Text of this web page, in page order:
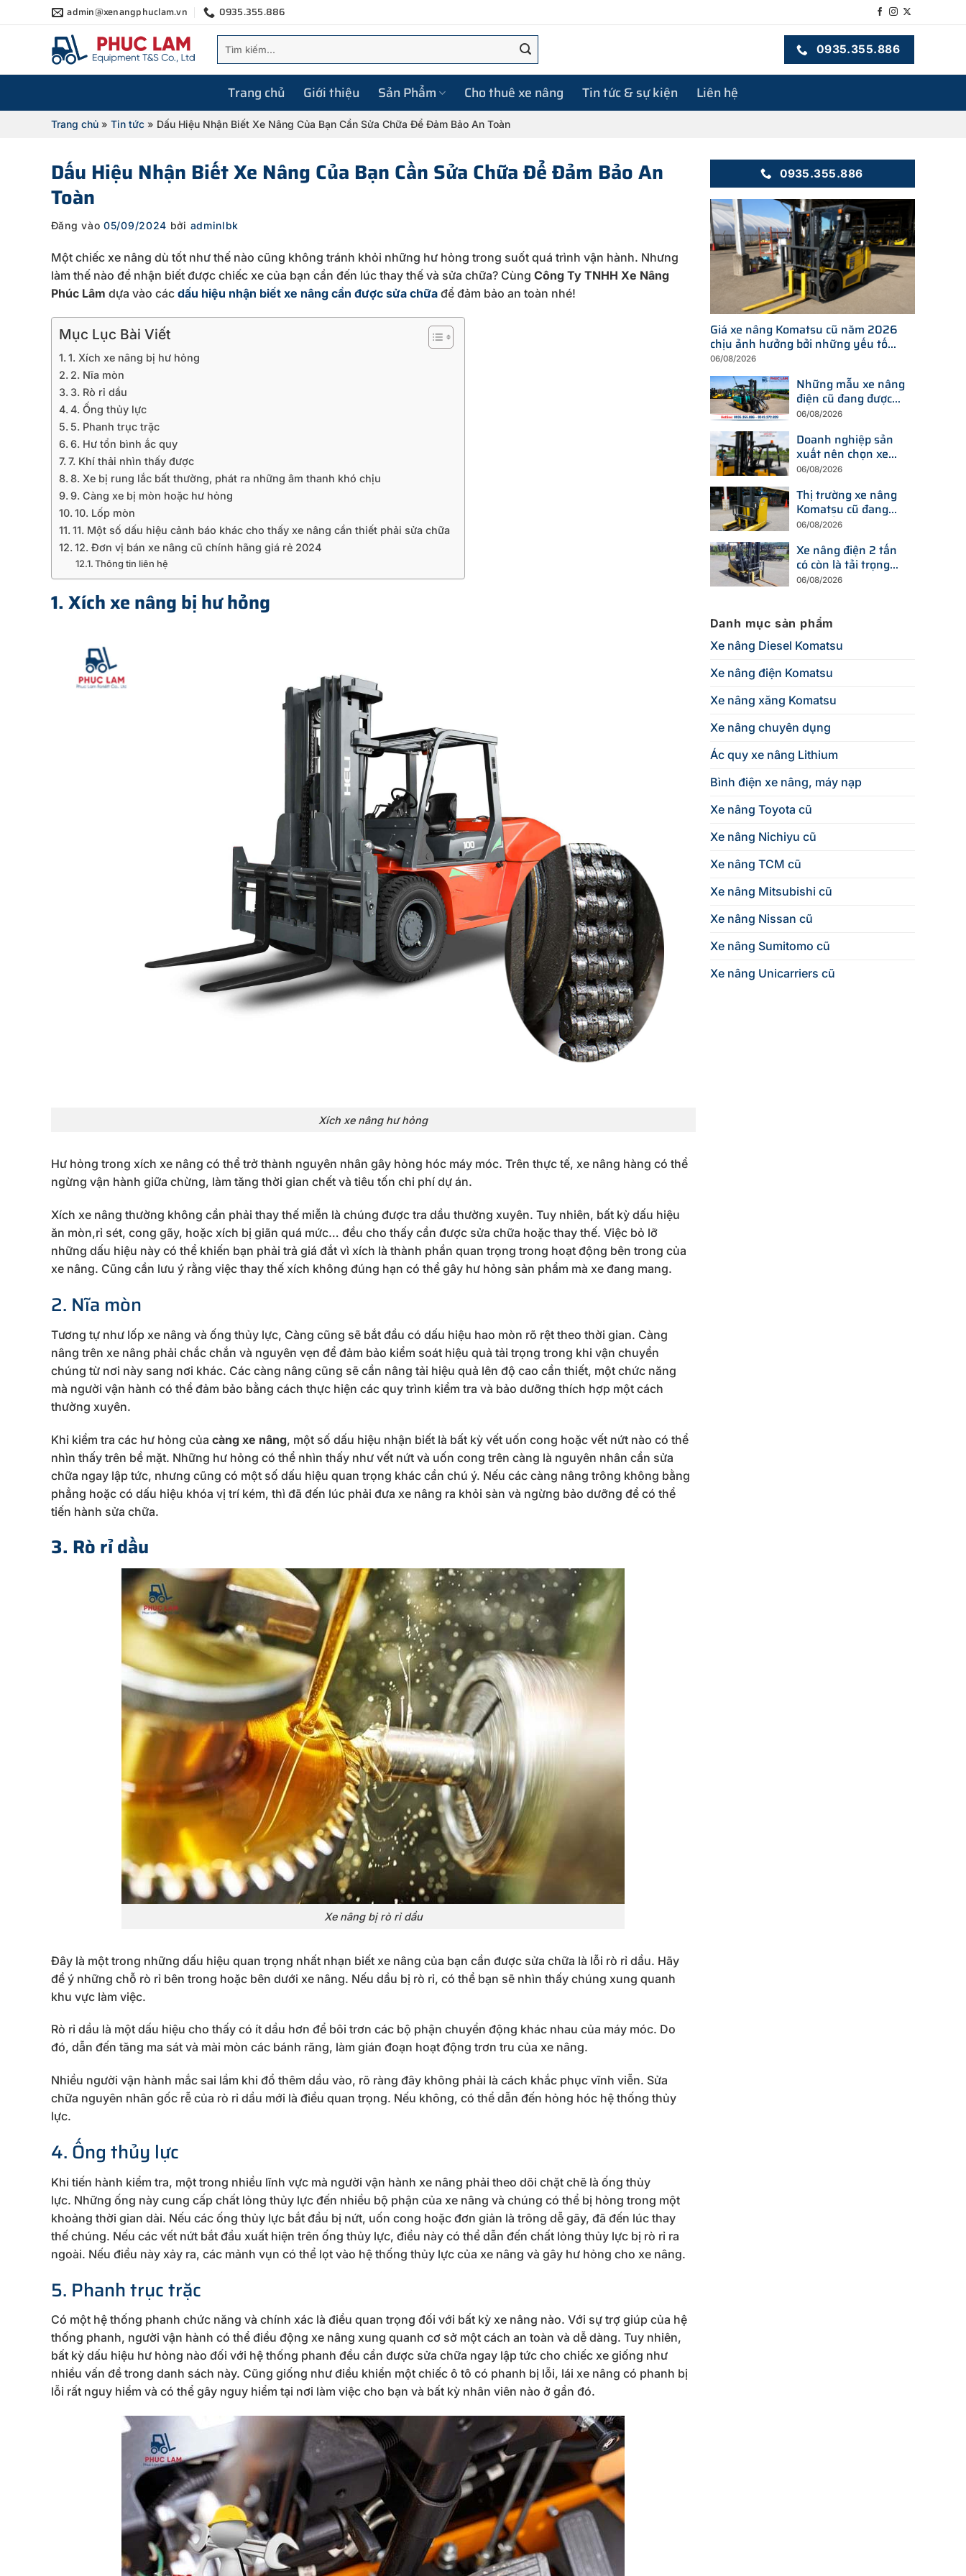
qua
admin@xenangphuclam.vn 0935.355.886
kiếm:
0935.355.886
Trang chủ Giới thiệu Sản Phẩm Cho thuê xe nâng Tin tức & sự kiện Liên hệ
Trang chủ» Tin tức» Dấu Hiệu Nhận Biết Xe Nâng Của Bạn Cần Sửa Chữa Để Đảm Bảo An Toàn
Dấu Hiệu Nhận Biết Xe Nâng Của Bạn Cần Sửa Chữa Để Đảm Bảo An
Toàn
Đăng vào05/09/2024 bởi adminlbk
Một chiếc xe nâng dù tốt như thế nào cũng không tránh khỏi những hư hỏng trong suốt quá trình vận hành. Nhưng
làm thế nào để nhận biết được chiếc xe của bạn cần đến lúc thay thế và sửa chữa? Cùng Công Ty TNHH Xe Nâng
Phúc Lâm dựa vào các dấu hiệu nhận biết xe nâng cần được sửa chữa để đảm bảo an toàn nhé!
Mục Lục Bài Viết
1. Xích xe nâng bị hư hỏng
2. Nĩa mòn
3. Rò rỉ dầu
4. Ống thủy lực
5. Phanh trục trặc
6. Hư tổn bình ắc quy
7. Khí thải nhìn thấy được
8. Xe bị rung lắc bất thường, phát ra những âm thanh khó chịu
9. Càng xe bị mòn hoặc hư hỏng
10. Lốp mòn
11. Một số dấu hiệu cảnh báo khác cho thấy xe nâng cần thiết phải sửa chữa
12. Đơn vị bán xe nâng cũ chính hãng giá rẻ 2024
Thông tin liên hệ
1. Xích xe nâng bị hư hỏng
Xích xe nâng hư hỏng
Hư hỏng trong xích xe nâng có thể trở thành nguyên nhân gây hỏng hóc máy móc. Trên thực tế, xe nâng hàng có thể
ngừng vận hành giữa chừng, làm tăng thời gian chết và tiêu tốn chi phí dự án.
Xích xe nâng thường không cần phải thay thế miễn là chúng được tra dầu thường xuyên. Tuy nhiên, bất kỳ dấu hiệu
ăn mòn,rỉ sét, cong gãy, hoặc xích bị giãn quá mức… đều cho thấy cần được sửa chữa hoặc thay thế. Việc bỏ lỡ
những dấu hiệu này có thể khiến bạn phải trả giá đắt vì xích là thành phần quan trọng trong hoạt động bên trong của
xe nâng. Cũng cần lưu ý rằng việc thay thế xích không đúng hạn có thể gây hư hỏng sản phẩm mà xe đang mang.
2. Nĩa mòn
Tương tự như lốp xe nâng và ống thủy lực, Càng cũng sẽ bắt đầu có dấu hiệu hao mòn rõ rệt theo thời gian. Càng
nâng trên xe nâng phải chắc chắn và nguyên vẹn để đảm bảo kiểm soát hiệu quả tải trọng trong khi vận chuyển
chúng từ nơi này sang nơi khác. Các càng nâng cũng sẽ cần nâng tải hiệu quả lên độ cao cần thiết, một chức năng
mà người vận hành có thể đảm bảo bằng cách thực hiện các quy trình kiểm tra và bảo dưỡng thích hợp một cách
thường xuyên.
Khi kiểm tra các hư hỏng của càng xe nâng, một số dấu hiệu nhận biết là bất kỳ vết uốn cong hoặc vết nứt nào có thể
nhìn thấy trên bề mặt. Những hư hỏng có thể nhìn thấy như vết nứt và uốn cong trên càng là nguyên nhân cần sửa
chữa ngay lập tức, nhưng cũng có một số dấu hiệu quan trọng khác cần chú ý. Nếu các càng nâng trông không bằng
phẳng hoặc có dấu hiệu khóa vị trí kém, thì đã đến lúc phải đưa xe nâng ra khỏi sàn và ngừng bảo dưỡng để có thể
tiến hành sửa chữa.
3. Rò rỉ dầu
Xe nâng bị rò rỉ dầu
Đây là một trong những dấu hiệu quan trọng nhất nhạn biết xe nâng của bạn cần được sửa chữa là lỗi rò rỉ dầu. Hãy
để ý những chỗ rò rỉ bên trong hoặc bên dưới xe nâng. Nếu dầu bị rò rỉ, có thể bạn sẽ nhìn thấy chúng xung quanh
khu vực làm việc.
Rò rỉ dầu là một dấu hiệu cho thấy có ít dầu hơn để bôi trơn các bộ phận chuyển động khác nhau của máy móc. Do
đó, dẫn đến tăng ma sát và mài mòn các bánh răng, làm gián đoạn hoạt động trơn tru của xe nâng.
Nhiều người vận hành mắc sai lầm khi đổ thêm dầu vào, rõ ràng đây không phải là cách khắc phục vĩnh viễn. Sửa
chữa nguyên nhân gốc rễ của rò rỉ dầu mới là điều quan trọng. Nếu không, có thể dẫn đến hỏng hóc hệ thống thủy
lực.
4. Ống thủy lực
Khi tiến hành kiểm tra, một trong nhiều lĩnh vực mà người vận hành xe nâng phải theo dõi chặt chẽ là ống thủy
lực. Những ống này cung cấp chất lỏng thủy lực đến nhiều bộ phận của xe nâng và chúng có thể bị hỏng trong một
khoảng thời gian dài. Nếu các ống thủy lực bắt đầu bị nứt, uốn cong hoặc đơn giản là trông dễ gãy, đã đến lúc thay
thế chúng. Nếu các vết nứt bắt đầu xuất hiện trên ống thủy lực, điều này có thể dẫn đến chất lỏng thủy lực bị rò rỉ ra
ngoài. Nếu điều này xảy ra, các mảnh vụn có thể lọt vào hệ thống thủy lực của xe nâng và gây hư hỏng cho xe nâng.
5. Phanh trục trặc
Có một hệ thống phanh chức năng và chính xác là điều quan trọng đối với bất kỳ xe nâng nào. Với sự trợ giúp của hệ
thống phanh, người vận hành có thể điều động xe nâng xung quanh cơ sở một cách an toàn và dễ dàng. Tuy nhiên,
bất kỳ dấu hiệu hư hỏng nào đối với hệ thống phanh đều cần được sửa chữa ngay lập tức cho chiếc xe giống như
nhiều vấn đề trong danh sách này. Cũng giống như điều khiển một chiếc ô tô có phanh bị lỗi, lái xe nâng có phanh bị
lỗi rất nguy hiểm và có thể gây nguy hiểm tại nơi làm việc cho bạn và bất kỳ nhân viên nào ở gần đó.
0935.355.886
Giá xe nâng Komatsu cũ năm 2026
chịu ảnh hưởng bởi những yếu tố
nào?
06/08/2026
Những mẫu xe nâng
điện cũ đang được
tìm kiếm nhiều nhất
nay
06/08/2026
Doanh nghiệp sản
xuất nên chọn xe
nâng điện hay xe
chi phí?
06/08/2026
Thị trường xe nâng
Komatsu cũ đang
thay đổi ra sao trước
thiết bị mới?
06/08/2026
Xe nâng điện 2 tấn
có còn là tải trọng
được doanh nghiệp
06/08/2026
Danh mục sản phẩm
Xe nâng Diesel Komatsu
Xe nâng điện Komatsu
Xe nâng xăng Komatsu
Xe nâng chuyên dụng
Ác quy xe nâng Lithium
Bình điện xe nâng, máy nạp
Xe nâng Toyota cũ
Xe nâng Nichiyu cũ
Xe nâng TCM cũ
Xe nâng Mitsubishi cũ
Xe nâng Nissan cũ
Xe nâng Sumitomo cũ
Xe nâng Unicarriers cũ